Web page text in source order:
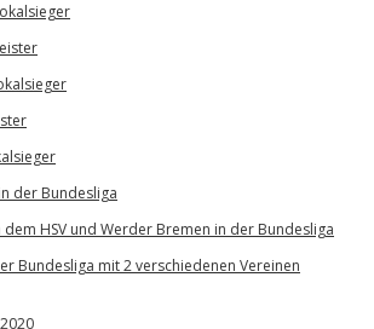
der Bundesliga
dem HSV und Werder Bremen in der Bundesliga
Bundesliga mit 2 verschiedenen Vereinen